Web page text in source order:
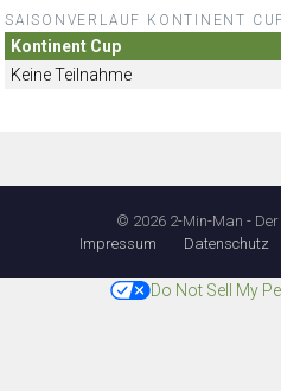
SAISONVERLAUF KONTINENT
Kontinent Cup
Keine Teilnahme
© 2026 2-Min-Man -
Impressum
Datenschutz
Do Not Sell My